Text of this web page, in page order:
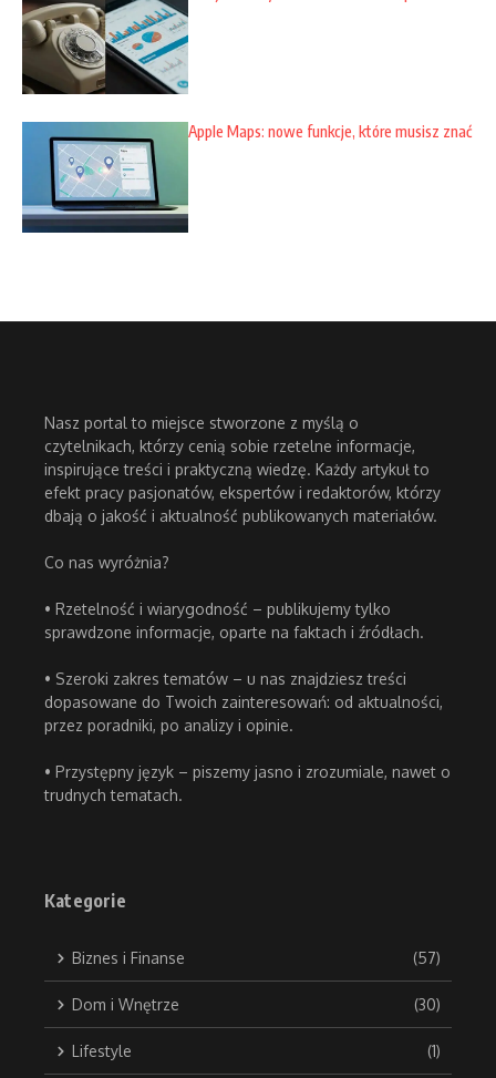
Apple Maps: nowe funkcje, które musisz znać
Nasz portal to miejsce stworzone z myślą o
czytelnikach, którzy cenią sobie rzetelne informacje,
inspirujące treści i praktyczną wiedzę. Każdy artykuł to
efekt pracy pasjonatów, ekspertów i redaktorów, którzy
dbają o jakość i aktualność publikowanych materiałów.
Co nas wyróżnia?
• Rzetelność i wiarygodność – publikujemy tylko
sprawdzone informacje, oparte na faktach i źródłach.
• Szeroki zakres tematów – u nas znajdziesz treści
dopasowane do Twoich zainteresowań: od aktualności,
przez poradniki, po analizy i opinie.
• Przystępny język – piszemy jasno i zrozumiale, nawet o
trudnych tematach.
Kategorie
Biznes i Finanse (57)
Dom i Wnętrze (30)
Lifestyle (1)